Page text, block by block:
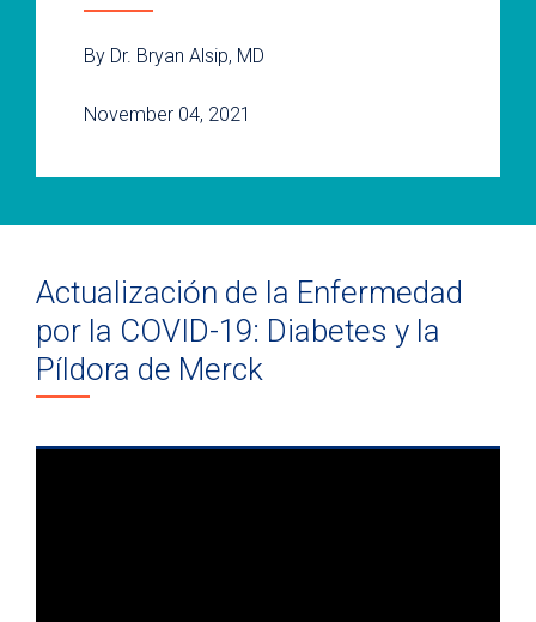
By Dr. Bryan Alsip, MD
November 04, 2021
Actualización de la Enfermedad
por la COVID-19: Diabetes y la
Píldora de Merck